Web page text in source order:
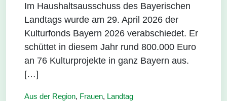
Im Haushaltsausschuss des Bayerischen
Landtags wurde am 29. April 2026 der
Kulturfonds Bayern 2026 verabschiedet. Er
schüttet in diesem Jahr rund 800.000 Euro
an 76 Kulturprojekte in ganz Bayern aus.
[…]
Aus der Region, Frauen, Landtag